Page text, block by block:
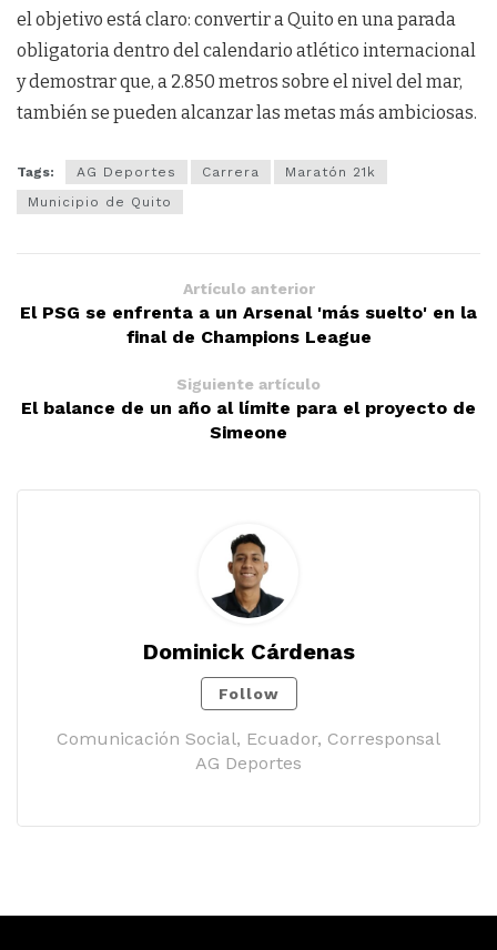
el objetivo está claro: convertir a Quito en una parada
obligatoria dentro del calendario atlético internacional
y demostrar que, a 2.850 metros sobre el nivel del mar,
también se pueden alcanzar las metas más ambiciosas.
Tags: AG Deportes Carrera
Maratón 21k
Municipio de Quito
Artículo anterior
El PSG se enfrenta a un Arsenal 'más suelto' en la
final de Champions League
Siguiente artículo
El balance de un año al límite para el proyecto de
Simeone
Dominick Cárdenas
Follow
Comunicación Social, Ecuador, Corresponsal
AG Deportes